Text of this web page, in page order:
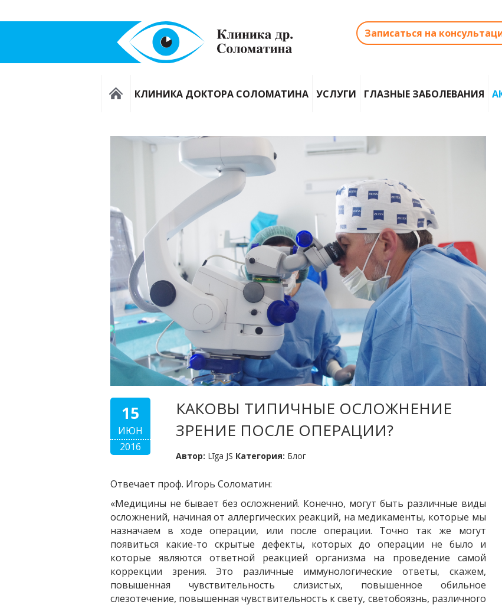
Записаться на
КЛИНИКА ДОКТОРА СОЛОМАТИНА УСЛУГИ ГЛАЗНЫЕ ЗАБОЛЕВАНИЯ
15
ИЮН
2016
КАКОВЫ ТИПИЧНЫЕ ОСЛОЖНЕНИЕ
ЗРЕНИЕ ПОСЛЕ ОПЕРАЦИИ?
Автор: Līga JS Категория: Блог
Отвечает проф. Игорь Соломатин:
«Медицины не бывает без осложнений. Конечно, могут быть различные виды
осложнений, начиная от аллергических реакций, на медикаменты, которые мы
назначаем в ходе операции, или после операции. Точно так же могут
появиться какие-то скрытые дефекты, которых до операции не было и
которые являются ответной реакцией организма на проведение самой
коррекции зрения. Это различные иммунологические ответы, скажем,
повышенная чувствительность слизистых, повышенное обильное
слезотечение, повышенная чувствительность к свету, светобоязнь, различного